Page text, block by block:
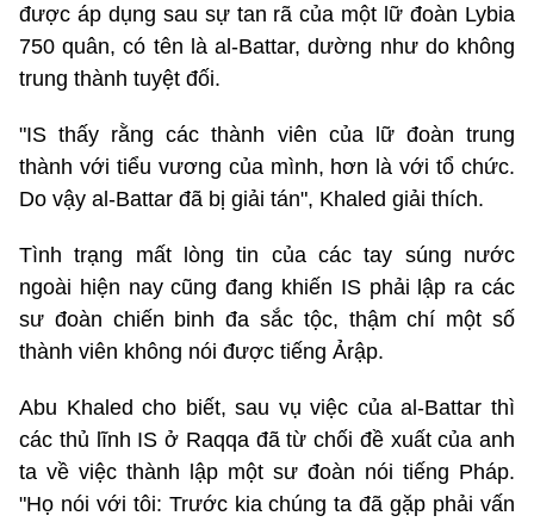
được áp dụng sau sự tan rã của một lữ đoàn Lybia
750 quân, có tên là al-Battar, dường như do không
trung thành tuyệt đối.
"IS thấy rằng các thành viên của lữ đoàn trung
thành với tiểu vương của mình, hơn là với tổ chức.
Do vậy al-Battar đã bị giải tán", Khaled giải thích.
Tình trạng mất lòng tin của các tay súng nước
ngoài hiện nay cũng đang khiến IS phải lập ra các
sư đoàn chiến binh đa sắc tộc, thậm chí một số
thành viên không nói được tiếng Ảrập.
Abu Khaled cho biết, sau vụ việc của al-Battar thì
các thủ lĩnh IS ở Raqqa đã từ chối đề xuất của anh
ta về việc thành lập một sư đoàn nói tiếng Pháp.
"Họ nói với tôi: Trước kia chúng ta đã gặp phải vấn